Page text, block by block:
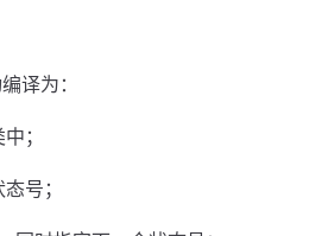
译为：
；
号；